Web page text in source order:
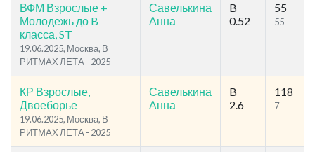
ВФМ Взрослые +
Молодежь до B
класса, ST
19.06.2025, Москва, В
РИТМАХ ЛЕТА - 2025
Савелькина
Анна
B
0.52
55
55
КР Взрослые,
Двоеборье
19.06.2025, Москва, В
РИТМАХ ЛЕТА - 2025
Савелькина
Анна
B
2.6
118
7